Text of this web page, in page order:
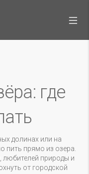
где
долинах или на
пить прямо из озера.
природы и
от городской